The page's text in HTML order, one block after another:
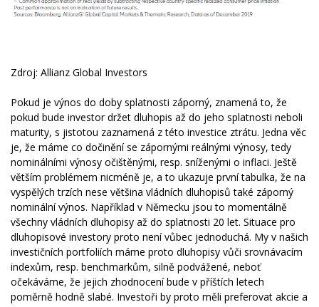
Zdroj: Allianz Global Investors
Pokud je výnos do doby splatnosti záporný, znamená to, že
pokud bude investor držet dluhopis až do jeho splatnosti neboli
maturity, s jistotou zaznamená z této investice ztrátu. Jedna věc
je, že máme co dočinění se zápornými reálnými výnosy, tedy
nominálními výnosy očištěnými, resp. sníženými o inflaci. Ještě
větším problémem nicméně je, a to ukazuje první tabulka, že na
vyspělých trzích nese většina vládních dluhopisů také záporný
nominální výnos. Například v Německu jsou to momentálně
všechny vládních dluhopisy až do splatnosti 20 let. Situace pro
dluhopisové investory proto není vůbec jednoduchá. My v našich
investičních portfoliích máme proto dluhopisy vůči srovnávacím
indexům, resp. benchmarkům, silně podvážené, neboť
očekáváme, že jejich zhodnocení bude v příštích letech
poměrně hodně slabé. Investoři by proto měli preferovat akcie a